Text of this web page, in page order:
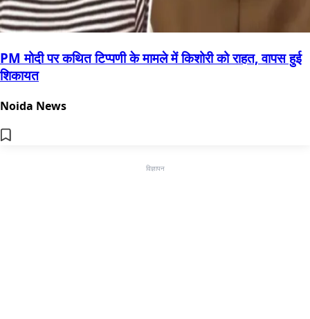
PM मोदी पर कथित टिप्पणी के मामले में किशोरी को राहत, वापस हुई
शिकायत
Noida News
विज्ञापन